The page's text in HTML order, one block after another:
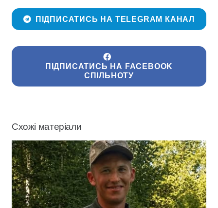
ПІДПИСАТИСЬ НА TELEGRAM КАНАЛ
ПІДПИСАТИСЬ НА FACEBOOK
СПІЛЬНОТУ
Схожі матеріали